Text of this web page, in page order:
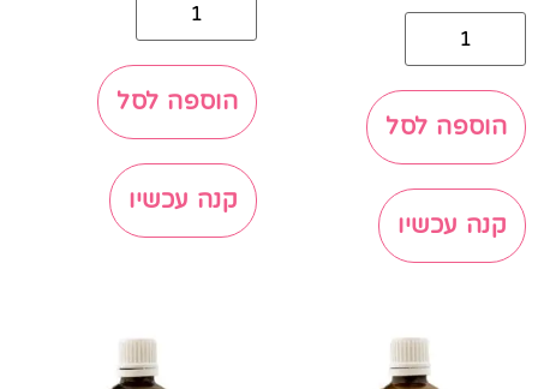
הוספה לסל
קנה עכשיו
הוספה לסל
קנה עכשיו